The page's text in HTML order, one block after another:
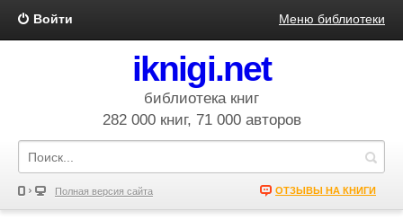
Войти Меню библиотеки
iknigi.net
библиотека книг
282 000 книг, 71 000 авторов
Полная версия сайта ОТЗЫВЫ НА КНИГИ